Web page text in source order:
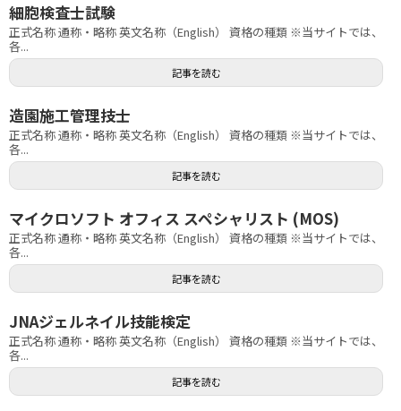
細胞検査士試験
正式名称 通称・略称 英文名称（English） 資格の種類 ※当サイトでは、
各...
記事を読む
造園施工管理技士
正式名称 通称・略称 英文名称（English） 資格の種類 ※当サイトでは、
各...
記事を読む
マイクロソフト オフィス スペシャリスト (MOS)
正式名称 通称・略称 英文名称（English） 資格の種類 ※当サイトでは、
各...
記事を読む
JNAジェルネイル技能検定
正式名称 通称・略称 英文名称（English） 資格の種類 ※当サイトでは、
各...
記事を読む